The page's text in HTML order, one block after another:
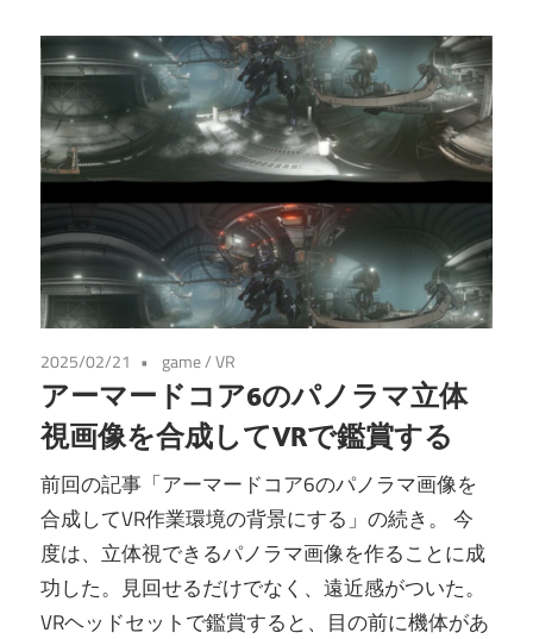
2025/02/21 game/VR
アーマードコア6のパノラマ立体
視画像を合成してVRで鑑賞する
前回の記事「アーマードコア6のパノラマ画像を
合成してVR作業環境の背景にする」の続き。 今
度は、立体視できるパノラマ画像を作ることに成
功した。見回せるだけでなく、遠近感がついた。
VRヘッドセットで鑑賞すると、目の前に機体があ